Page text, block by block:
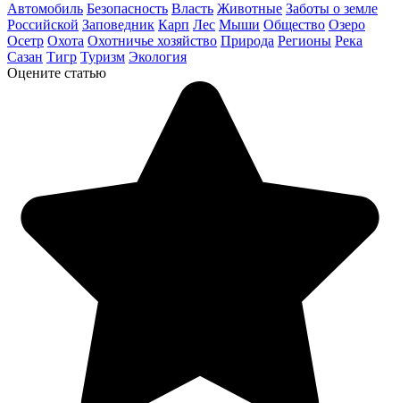
Автомобиль Безопасность Власть Животные Заботы о земле
Российской Заповедник Карп Лес Мыши Общество Озеро
Осетр Охота Охотничье хозяйство Природа Регионы Река
Сазан Тигр Туризм Экология
Оцените статью